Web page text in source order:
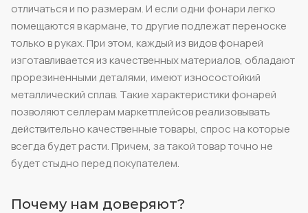
отличаться и по размерам. И если одни фонари легко
помещаются в кармане, то другие подлежат переноске
только в руках. При этом, каждый из видов фонарей
изготавливается из качественных материалов, обладают
прорезиненными деталями, имеют износостойкий
металлический сплав. Такие характеристики фонарей
позволяют селлерам маркетплейсов реализовывать
действительно качественные товары, спрос на которые
всегда будет расти. Причем, за такой товар точно не
будет стыдно перед покупателем.
Почему нам доверяют?